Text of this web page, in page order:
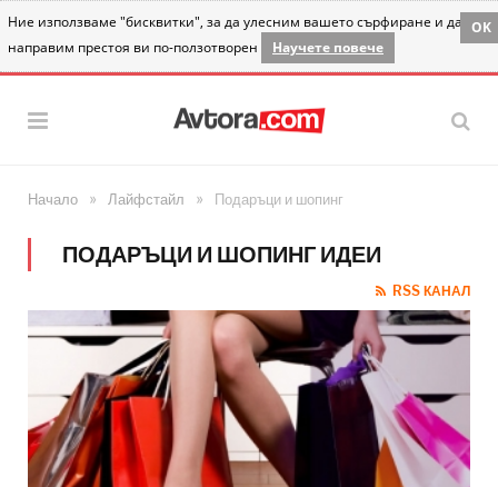
Ние използваме "бисквитки", за да улесним вашето сърфиране и да
направим престоя ви по-ползотворен
Научете повече
OK
Начало » Лайфстайл » Подаръци и шопинг
ПОДАРЪЦИ И ШОПИНГ ИДЕИ
RSS КАНАЛ